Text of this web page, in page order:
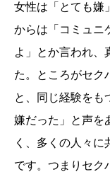
女性は「とても嫌
からは「コミュニ
よ」とか言われ、
た。ところがセク
と、同じ経験をも
嫌だった」と声を
く、多くの人々
です。つまりセク